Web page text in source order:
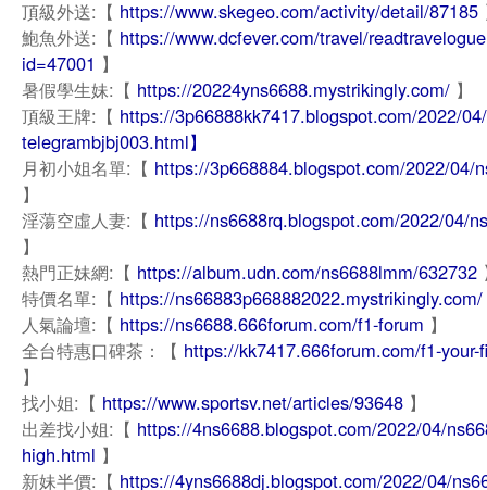
頂級外送:【 https://www.skegeo.com/activity/detail/87185
鮑魚外送:【 https://www.dcfever.com/travel/
id=47001 】
暑假學生妹:【 https://20224yns6688.mystrikingly.com/ 】
頂級王牌:【 https://3p66888kk7417.blogspot.com/2022/
telegrambjbj003.html】
月初小姐名單:【 https://3p668884.blogspot.com/2022/04/
】
淫蕩空虛人妻:【 https://ns6688rq.blogspot.com/2022/04/
】
熱門正妹網:【 https://album.udn.com/ns6688lmm/632732
特價名單:【 https://ns66883p668882022.mystrikingly.com/
人氣論壇:【 https://ns6688.666forum.com/f1-forum 】
全台特惠口碑茶：【 https://kk7417.666forum.com/f1-your-
】
找小姐:【 https://www.sportsv.net/articles/93648 】
出差找小姐:【 https://4ns6688.blogspot.com/2022/04/
high.html 】
新妹半價:【 https://4yns6688dj.blogspot.com/2022/04/